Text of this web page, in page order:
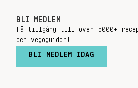
BLI MEDLEM
Få tillgång till över 5000+
och vegoguider!
BLI MEDLEM IDAG